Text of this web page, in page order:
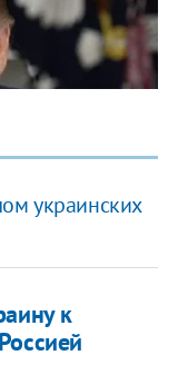
украинских
к